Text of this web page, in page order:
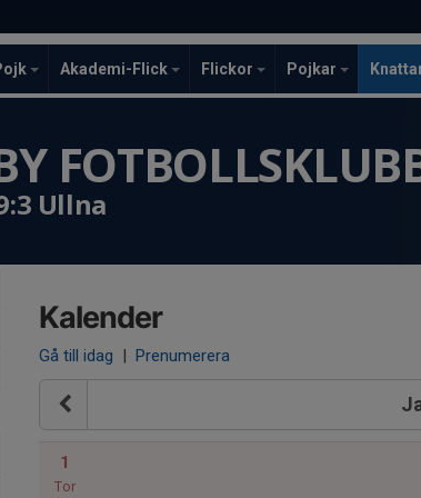
Akademi-Flick Flickor Pojkar
Ullna
Kalender
Gå till idag | Prenumerera
1
Tor